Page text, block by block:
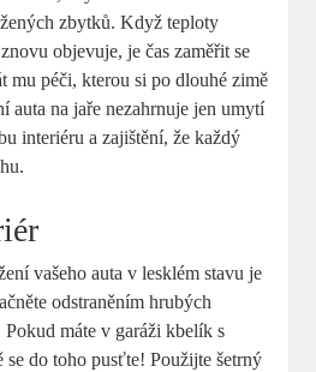
zbytků. Když teploty
objevuje, je čas zaměřit se
mu péči, kterou si po dlouhé zimě
auta na jaře nezahrnuje jen umytí
interiéru a zajištění, že každý
vašeho auta v lesklém stavu je
odstraněním hrubých
máte v garáži kbelík s
do toho pusťte! Použijte šetrný